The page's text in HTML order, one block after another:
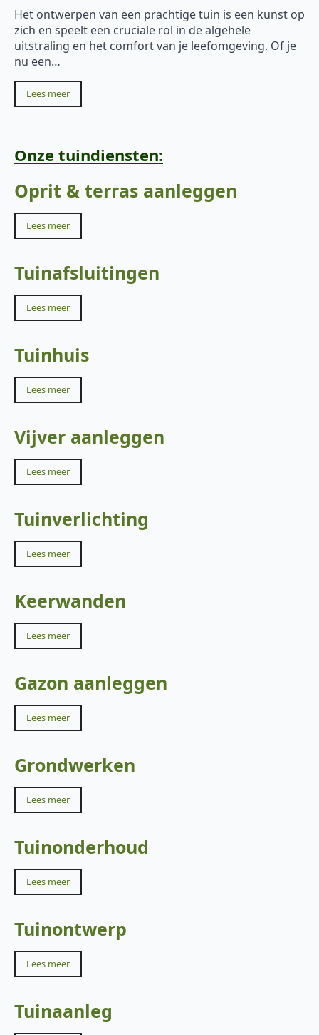
Het ontwerpen van een prachtige tuin is een kunst op
zich en speelt een cruciale rol in de algehele
uitstraling en het comfort van je leefomgeving. Of je
nu een…
Lees meer
Onze tuindiensten:
Oprit & terras aanleggen
Lees meer
Tuinafsluitingen
Lees meer
Tuinhuis
Lees meer
Vijver aanleggen
Lees meer
Tuinverlichting
Lees meer
Keerwanden
Lees meer
Gazon aanleggen
Lees meer
Grondwerken
Lees meer
Tuinonderhoud
Lees meer
Tuinontwerp
Lees meer
Tuinaanleg